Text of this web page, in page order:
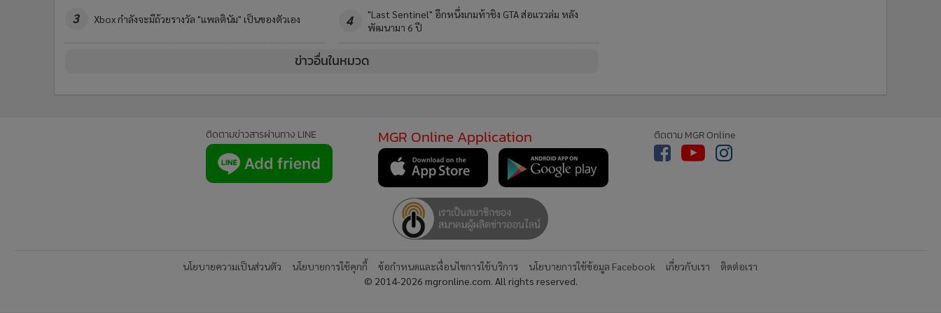
3 Xbox กำลังจะมีถ้วยรางวัล "แพลตินัม" เป็นของตัวเอง 4
"Last Sentinel" อีกหนึ่งเกมท้าชิง GTA ส่อแววล่ม หลัง
พัฒนามา 6 ปี
ข่าวอื่นในหมวด
ติดตามข่าวสารผ่านทาง LINE MGR Online Application ติดตาม MGR Online
นโยบายความเป็นส่วนตัว นโยบายการใช้คุกกี้ ข้อกำหนดและเงื่อนไขการใช้บริการ นโยบายการใช้ข้อมูล Facebook เกี่ยวกับเรา
ติดต่อเรา
© 2014-2026 mgronline.com. All rights reserved.